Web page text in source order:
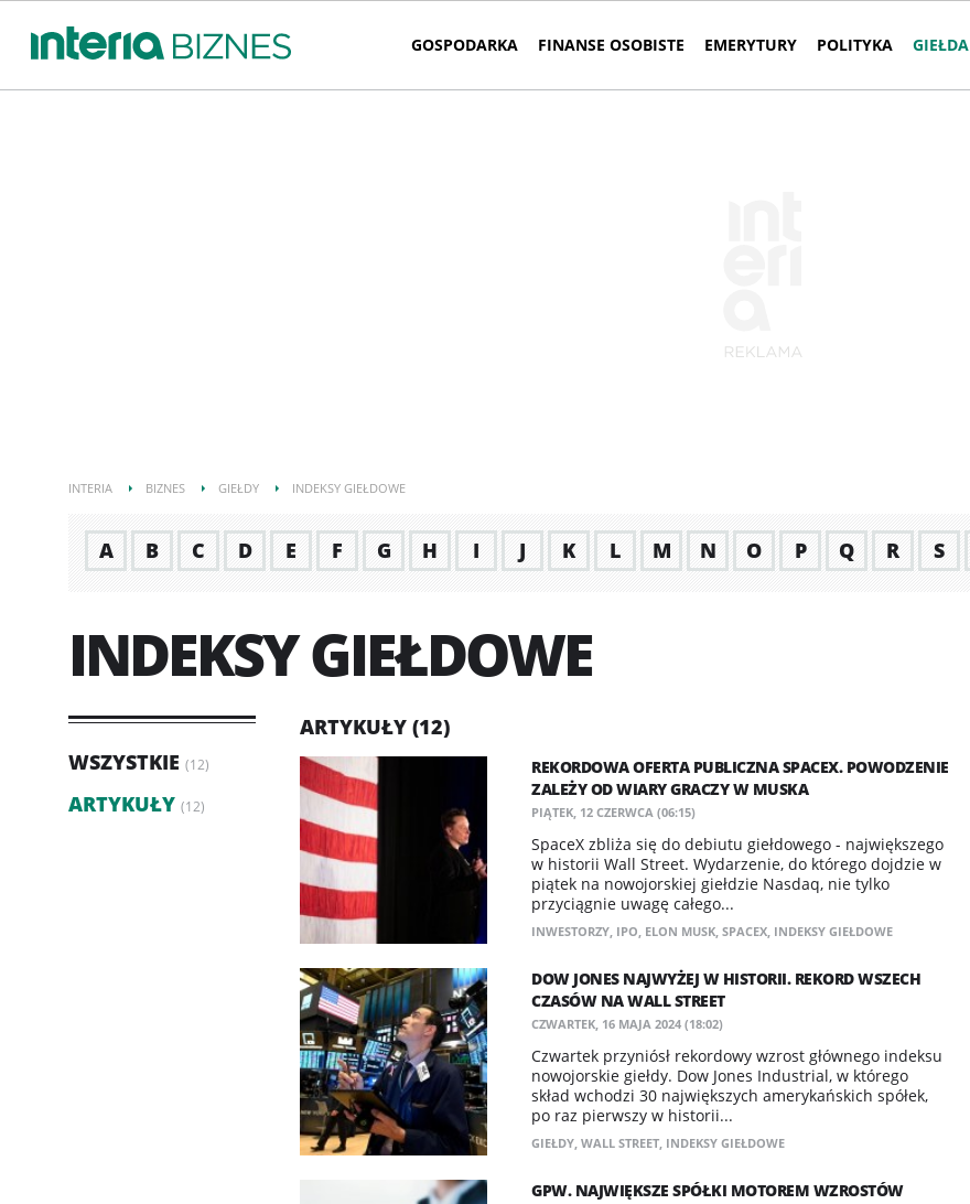
GOSPODARKA FINANSE OSOBISTE EMERYTURY POLITYKA GIEŁDA
INTERIA BIZNES GIEŁDY INDEKSY GIEŁDOWE
A B C D E F G H I J K L M N O P Q R S
INDEKSY GIEŁDOWE
WSZYSTKIE (12)
ARTYKUŁY (12)
ARTYKUŁY (12)
REKORDOWA OFERTA PUBLICZNA SPACEX. POWODZENIE
ZALEŻY OD WIARY GRACZY W MUSKA
PIĄTEK, 12 CZERWCA (06:15)
SpaceX zbliża się do debiutu giełdowego - największego
w historii Wall Street. Wydarzenie, do którego dojdzie w
piątek na nowojorskiej giełdzie Nasdaq, nie tylko
przyciągnie uwagę całego...
INWESTORZY, IPO, ELON MUSK, SPACEX, INDEKSY GIEŁDOWE
DOW JONES NAJWYŻEJ W HISTORII. REKORD WSZECH
CZASÓW NA WALL STREET
CZWARTEK, 16 MAJA 2024 (18:02)
Czwartek przyniósł rekordowy wzrost głównego indeksu
nowojorskie giełdy. Dow Jones Industrial, w którego
skład wchodzi 30 największych amerykańskich spółek,
po raz pierwszy w historii...
GIEŁDY, WALL STREET, INDEKSY GIEŁDOWE
GPW. NAJWIĘKSZE SPÓŁKI MOTOREM WZROSTÓW